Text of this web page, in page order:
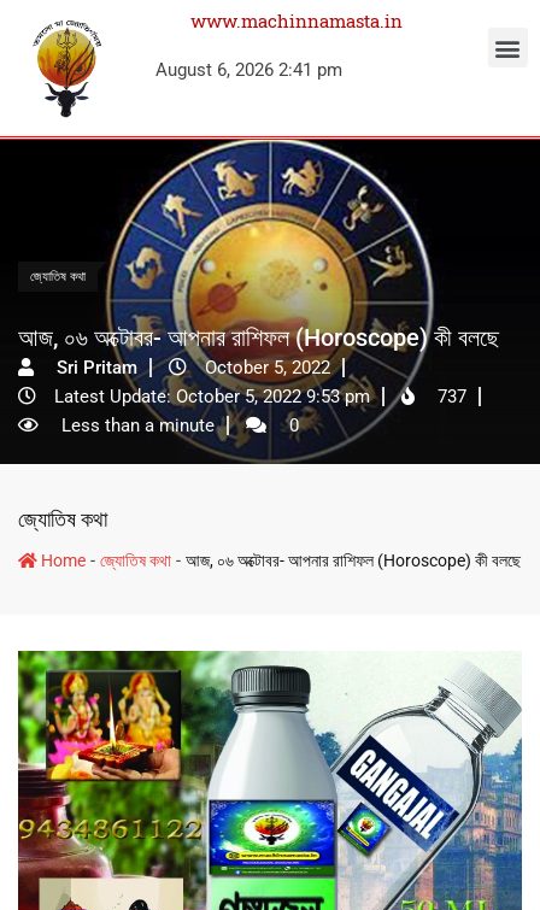
www.machinnamasta.in
August 6, 2026 2:41 pm
জ্যোতিষ কথা
আজ, ০৬ অক্টোবর- আপনার রাশিফল (Horoscope) কী বলছে
Sri Pritam
October 5, 2022
Latest Update: October 5, 2022 9:53 pm
737
Less than a minute
0
জ্যোতিষ কথা
Home - জ্যোতিষ কথা - আজ, ০৬ অক্টোবর- আপনার রাশিফল (Horoscope) কী বলছে